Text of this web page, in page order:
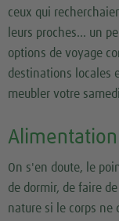
ceux qui
leurs proches... un
options de voyage
destinations locales
meubler votre
Alimentation
On s'en doute, le
de dormir, de faire
nature si le corps ne